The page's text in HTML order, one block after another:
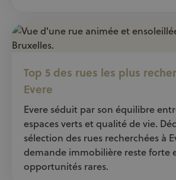
Top 5 des rues les plus
Evere
Evere séduit par son équilibre
espaces verts et qualité de vie.
sélection des rues recherchées à
demande immobilière reste forte
opportunités rares.